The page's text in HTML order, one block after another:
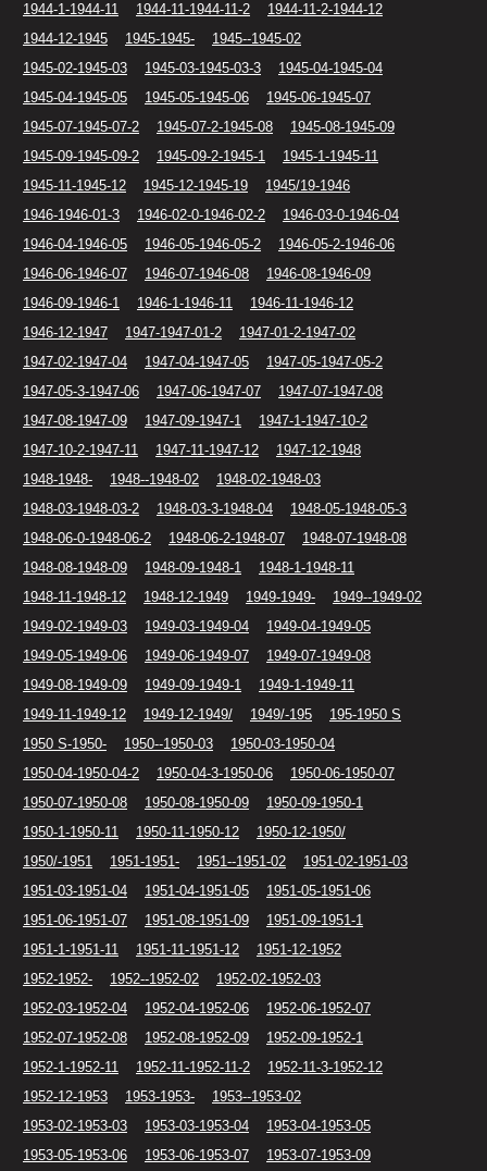
1944-1-1944-11
1944-11-1944-11-2
1944-11-2-1944-12
1944-12-1945
1945-1945-
1945--1945-02
1945-02-1945-03
1945-03-1945-03-3
1945-04-1945-04
1945-04-1945-05
1945-05-1945-06
1945-06-1945-07
1945-07-1945-07-2
1945-07-2-1945-08
1945-08-1945-09
1945-09-1945-09-2
1945-09-2-1945-1
1945-1-1945-11
1945-11-1945-12
1945-12-1945-19
1945/19-1946
1946-1946-01-3
1946-02-0-1946-02-2
1946-03-0-1946-04
1946-04-1946-05
1946-05-1946-05-2
1946-05-2-1946-06
1946-06-1946-07
1946-07-1946-08
1946-08-1946-09
1946-09-1946-1
1946-1-1946-11
1946-11-1946-12
1946-12-1947
1947-1947-01-2
1947-01-2-1947-02
1947-02-1947-04
1947-04-1947-05
1947-05-1947-05-2
1947-05-3-1947-06
1947-06-1947-07
1947-07-1947-08
1947-08-1947-09
1947-09-1947-1
1947-1-1947-10-2
1947-10-2-1947-11
1947-11-1947-12
1947-12-1948
1948-1948-
1948--1948-02
1948-02-1948-03
1948-03-1948-03-2
1948-03-3-1948-04
1948-05-1948-05-3
1948-06-0-1948-06-2
1948-06-2-1948-07
1948-07-1948-08
1948-08-1948-09
1948-09-1948-1
1948-1-1948-11
1948-11-1948-12
1948-12-1949 1949-1949-
1949--1949-02
1949-02-1949-03
1949-03-1949-04
1949-04-1949-05
1949-05-1949-06
1949-06-1949-07
1949-07-1949-08
1949-08-1949-09
1949-09-1949-1
1949-1-1949-11
1949-11-1949-12
1949-12-1949/ 1949/-195
195-1950 S
1950 S-1950-
1950--1950-03
1950-03-1950-04
1950-04-1950-04-2
1950-04-3-1950-06
1950-06-1950-07
1950-07-1950-08
1950-08-1950-09
1950-09-1950-1
1950-1-1950-11
1950-11-1950-12
1950-12-1950/
1950/-1951
1951-1951- 1951--1951-02
1951-02-1951-03
1951-03-1951-04
1951-04-1951-05
1951-05-1951-06
1951-06-1951-07
1951-08-1951-09
1951-09-1951-1
1951-1-1951-11
1951-11-1951-12
1951-12-1952
1952-1952-
1952--1952-02
1952-02-1952-03
1952-03-1952-04
1952-04-1952-06
1952-06-1952-07
1952-07-1952-08
1952-08-1952-09
1952-09-1952-1
1952-1-1952-11
1952-11-1952-11-2
1952-11-3-1952-12
1952-12-1953
1953-1953-
1953--1953-02
1953-02-1953-03
1953-03-1953-04
1953-04-1953-05
1953-05-1953-06
1953-06-1953-07 1953-07-1953-09